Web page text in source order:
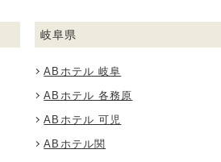
岐阜県
ABホテル 岐阜
ABホテル 各務原
ABホテル 可児
ABホテル関